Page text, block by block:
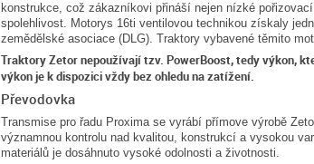
konstrukce, což zákazníkovi přináší nejen nízké
spolehlivost. Motorys 16ti ventilovou technikou získaly
zemědělské asociace (DLG). Traktory vybavené těmito
Traktory Zetor nepoužívají tzv. PowerBoost, tedy výkon,
výkon je k dispozici vždy bez ohledu na zatížení.
Převodovka
Transmise pro řadu Proxima se vyrábí přímove výrobě
významnou kontrolu nad kvalitou, konstrukcí a vysokou
materiálů je dosáhnuto vysoké odolnosti a životnosti.